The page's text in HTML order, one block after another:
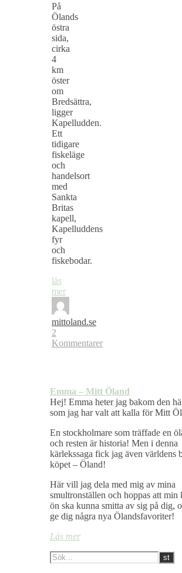
På
Ölands
östra
sida,
cirka
4
km
öster
om
Bredsättra,
ligger
Kapelludden.
Ett
tidigare
fiskeläge
och
handelsort
med
Sankta
Britas
kapell,
Kapelluddens
fyr
och
fiskebodar.
läs
mer
mittoland.se
2
Kommentarer
Emma – Mitt Öland
Hej! Emma heter jag bakom den
som jag har valt att kalla för Mitt
En stockholmare som träffade en
och resten är historia! Men i denna
kärlekssaga fick jag även världens
köpet – Öland!
Här vill jag dela med mig av mina
smultronställen och hoppas att min
ön ska kunna smitta av sig på dig,
ge dig några nya Ölandsfavoriter!
Läs mer